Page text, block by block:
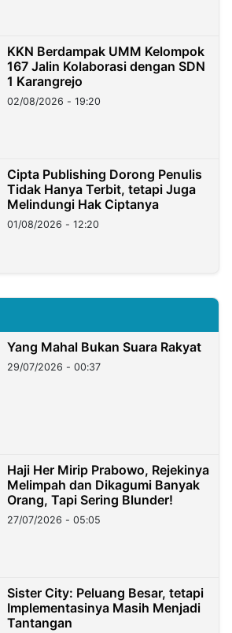
KKN Berdampak UMM Kelompok
167 Jalin Kolaborasi dengan SDN
1 Karangrejo
02/08/2026 - 19:20
Cipta Publishing Dorong Penulis
Tidak Hanya Terbit, tetapi Juga
Melindungi Hak Ciptanya
01/08/2026 - 12:20
Yang Mahal Bukan Suara Rakyat
29/07/2026 - 00:37
Haji Her Mirip Prabowo, Rejekinya
Melimpah dan Dikagumi Banyak
Orang, Tapi Sering Blunder!
27/07/2026 - 05:05
Sister City: Peluang Besar, tetapi
Implementasinya Masih Menjadi
Tantangan